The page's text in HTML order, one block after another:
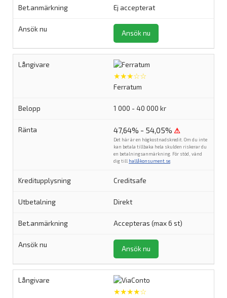
Ej accepterat
Ansök nu
★★★☆☆
Ferratum
1 000 - 40 000 kr
47,64% - 54,05% ⚠
Det här är en högkostnadskredit. Om du inte
kan betala tillbaka hela skulden riskerar du
en betalningsanmärkning. För stöd, vänd
dig till hallåkonsument.se
Creditsafe
Direkt
Accepteras (max 6 st)
Ansök nu
★★★★☆